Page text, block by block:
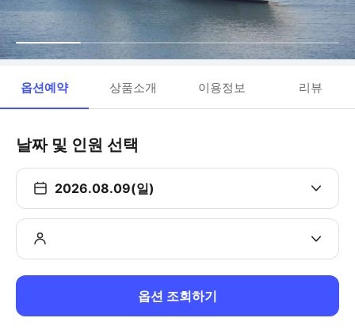
옵션예약 상품소개 이용정보 리뷰
날짜 및 인원 선택
2026.08.09(일)
옵션 조회하기